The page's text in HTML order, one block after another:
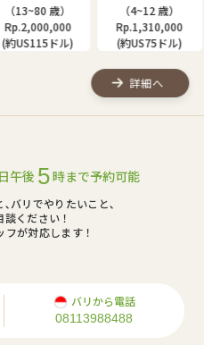
歳）
ドル)
7:30〜17:00
（9時間半）
午後 5時まで予約可能
､バリでやりたいこと､
ください！
フが対応します！
バリから電話
08113988488